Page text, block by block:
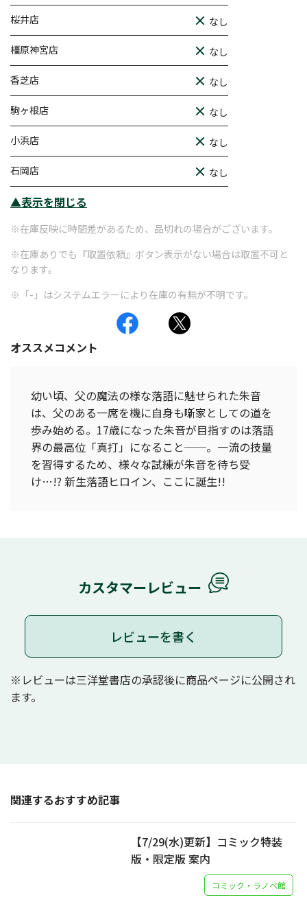
桜井店 なし
橿原神宮店 なし
香芝店 なし
駒ヶ根店 なし
小浜店 なし
石岡店 なし
▲表示を閉じる
※在庫反映に時間差があるため、品切れの場合がございます。
※在庫ありでも『取置依頼』ボタン表示がない場合は取置不可と
なります。
※「-」はシステムエラーにより在庫の有無が不明です。
オススメコメント
幼い頃、父の魔法の様な落語に魅せられた朱音
は、父のある一席を機に自身も噺家としての道を
歩み始める。17歳になった朱音が目指すのは落語
界の最高位「真打」になること──。一流の技量
を習得するため、様々な試練が朱音を待ち受
け…!? 新生落語ヒロイン、ここに誕生!!
カスタマーレビュー
レビューを書く
※レビューは三洋堂書店の承認後に商品ページに公開され
ます。
関連するおすすめ記事
【7/29(水)更新】コミック特装
版・限定版 案内
コミック・ラノベ館